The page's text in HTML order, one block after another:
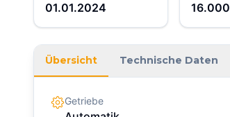
01.01.2024 16.000
Übersicht Technische Daten
Getriebe